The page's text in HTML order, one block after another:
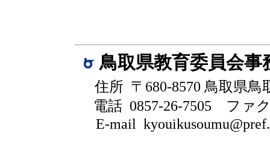
鳥取県教育委員会事
住所 〒680-8570 鳥取県鳥
電話 0857-26-7505
ファ
E-mail